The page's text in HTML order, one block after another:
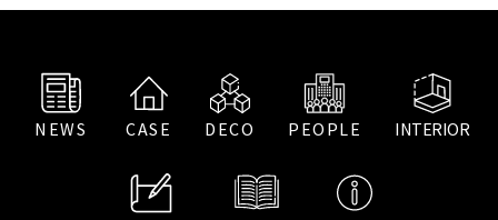
NEWS CASE DECO PEOPLE INTERIOR